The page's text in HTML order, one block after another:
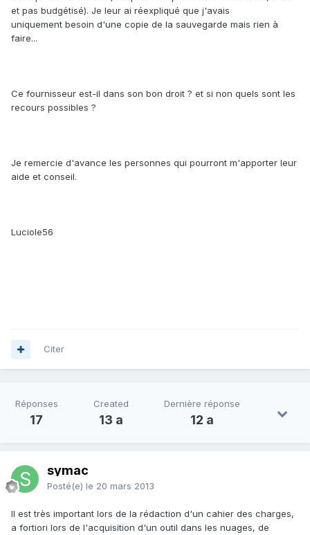
et pas budgétisé). Je leur ai réexpliqué que j'avais
uniquement besoin d'une copie de la sauvegarde mais rien à
faire...
Ce fournisseur est-il dans son bon droit ? et si non quels sont les
recours possibles ?
Je remercie d'avance les personnes qui pourront m'apporter leur
aide et conseil.
Luciole56
Citer
Réponses
17
Created
13 a
Dernière réponse
12 a
symac
Posté(e) le 20 mars 2013
Il est très important lors de la rédaction d'un cahier des charges,
a fortiori lors de l'acquisition d'un outil dans les nuages, de